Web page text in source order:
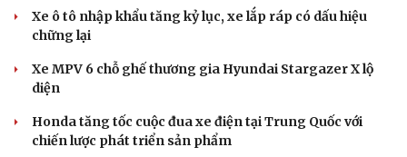
Sức khỏe
Dinh dưỡng - món ngon
Cây thuốc
Sản phụ khoa
Nhi khoa
Nam khoa
Làm đẹp - giảm cân
Đời sống
Blog
Tình yêu - Gia đình
Xe ô tô nhập khẩu tăng kỷ lục, xe lắp ráp có dấu hiệu
chững lại
Xe MPV 6 chỗ ghế thương gia Hyundai Stargazer X lộ
diện
Honda tăng tốc cuộc đua xe điện tại Trung Quốc với
chiến lược phát triển sản phẩm